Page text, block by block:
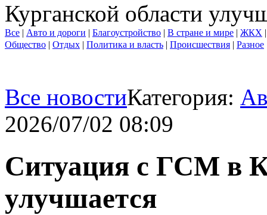
Курганской области
Все | Авто и дороги | Благоустройство | В стране и мире | ЖКХ
Общество | Отдых | Политика и власть | Происшествия | Разное
Все новостиКатегория:
2026/07/02 08:09
Ситуация с ГСМ в
улучшается